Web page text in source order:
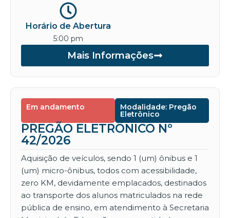
Horário de Abertura
5:00 pm
Mais Informações
Em andamento Modalidade: Pregão
Eletrônico
PREGÃO ELETRÔNICO Nº
42/2026
Aquisição de veículos, sendo 1 (um) ônibus e 1
(um) micro-ônibus, todos com acessibilidade,
zero KM, devidamente emplacados, destinados
ao transporte dos alunos matriculados na rede
pública de ensino, em atendimento à Secretaria